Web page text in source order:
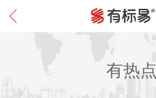
有热点